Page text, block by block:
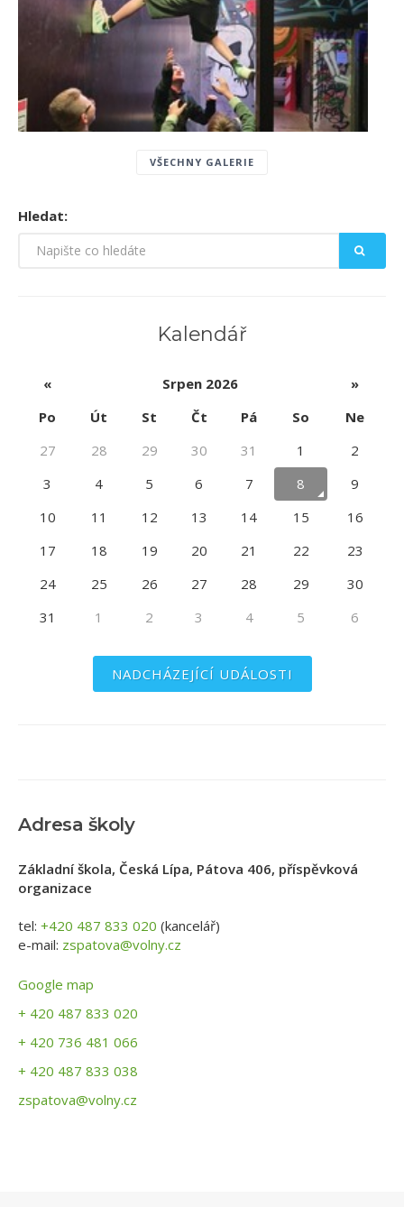
VŠECHNY GALERIE
Hledat:
Kalendář
« Srpen 2026
»
Po
Út St Čt Pá So
Ne
27
28 29 30 31 1
2
3
4 5 6 7 8
9
10
11 12 13 14 15
16
17
18 19 20 21 22
23
24
25 26 27 28 29
30
31
1 2 3 4 5 6
NADCHÁZEJÍCÍ UDÁLOSTI
Adresa školy
Základní škola, Česká Lípa, Pátova 406, příspěvková
organizace
tel: +420 487 833 020 (kancelář)
e-mail: zspatova@volny.cz
Google map
+ 420 487 833 020
+ 420 736 481 066
+ 420 487 833 038
zspatova@volny.cz